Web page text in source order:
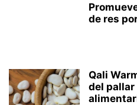
de res
Qali
del pallar